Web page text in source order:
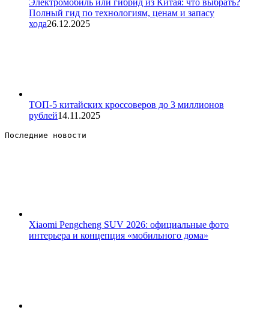
Полный гид по технологиям, ценам и запасу
хода26.12.2025
ТОП-5 китайских кроссоверов до 3 миллионов
рублей14.11.2025
Последние новости
Xiaomi Pengcheng SUV 2026: официальные фото
интерьера и концепция «мобильного дома»